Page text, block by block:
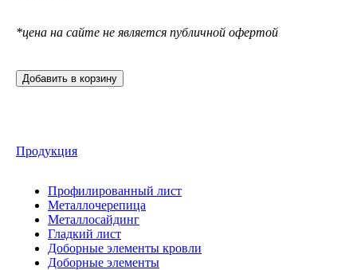
*цена на сайте не является публичной офертой
Добавить в корзину
Продукция
Профилированный лист
Металлочерепица
Металлосайдинг
Гладкий лист
Доборные элементы кровли
Доборные элементы